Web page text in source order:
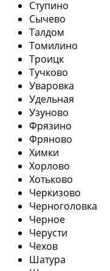
Ступино
Сычево
Талдом
Томилино
Троицк
Тучково
Уваровка
Удельная
Узуново
Фрязино
Фряново
Химки
Хорлово
Хотьково
Черкизово
Черноголовка
Черное
Черусти
Чехов
Шатура